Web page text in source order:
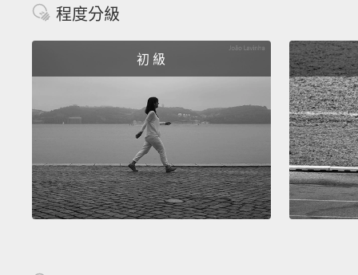
程度分級
初 級